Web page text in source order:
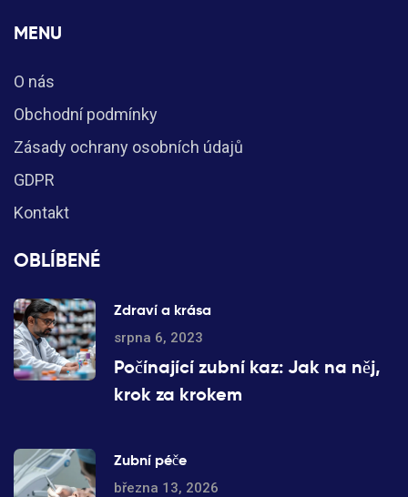
MENU
O nás
Obchodní podmínky
Zásady ochrany osobních údajů
GDPR
Kontakt
OBLÍBENÉ
Zdraví a krása
srpna 6, 2023
Počínající zubní kaz: Jak na něj,
krok za krokem
Zubní péče
března 13, 2026